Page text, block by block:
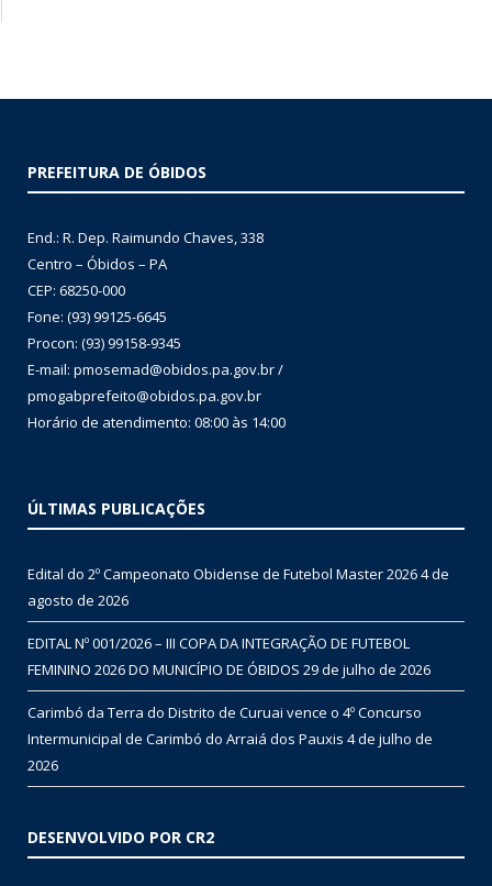
PREFEITURA DE ÓBIDOS
End.: R. Dep. Raimundo Chaves, 338
Centro – Óbidos – PA
CEP: 68250-000
Fone: (93) 99125-6645
Procon: (93) 99158-9345
E-mail: pmosemad@obidos.pa.gov.br /
pmogabprefeito@obidos.pa.gov.br
Horário de atendimento: 08:00 às 14:00
ÚLTIMAS PUBLICAÇÕES
Edital do 2º Campeonato Obidense de Futebol Master 20264 de
agosto de 2026
EDITAL Nº 001/2026 – III COPA DA INTEGRAÇÃO DE FUTEBOL
FEMININO 2026 DO MUNICÍPIO DE ÓBIDOS 29 de julho de 2026
Carimbó da Terra do Distrito de Curuai vence o 4º Concurso
Intermunicipal de Carimbó do Arraiá dos Pauxis 4 de julho de
2026
DESENVOLVIDO POR CR2